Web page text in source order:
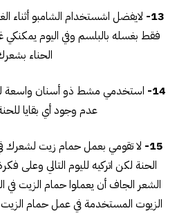
13- لايفضل اشستخدام الشامبو أثناء
فقط بغسله بالبلسم وفي اليوم
الحناء
14- استخدمي مشط ذو أسنان واسعة
عدم وجود أي بقايا
15- لا تقومي بعمل حمام زيت لشعرك
الحنة لكن اتركيه لليوم التالي
الشعر الجاف أن يعملوا حمام الزيت في
الزيوت المستخدمة في عمل حمام